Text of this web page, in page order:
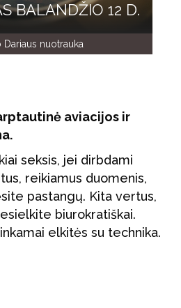
BALANDŽIO 12 D.
Dariaus nuotrauka
aviacijos ir
seksis, jei dirbdami
reikiamus duomenis,
pastangų. Kita vertus,
biurokratiškai.
elkitės su technika.